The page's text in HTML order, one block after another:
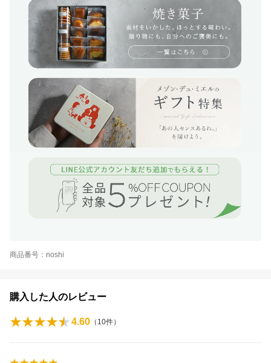
商品番号：noshi
購入した人のレビュー
4.60 （ 10件）